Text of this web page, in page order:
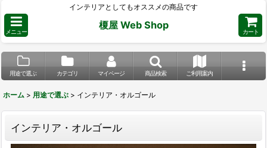
インテリアとしてもオススメの商品です
メニュー
榎屋 Web Shop
カート
用途で選ぶ カテゴリ マイページ 商品検索 ご利用案内
ホーム > 用途で選ぶ > インテリア・オルゴール
インテリア・オルゴール